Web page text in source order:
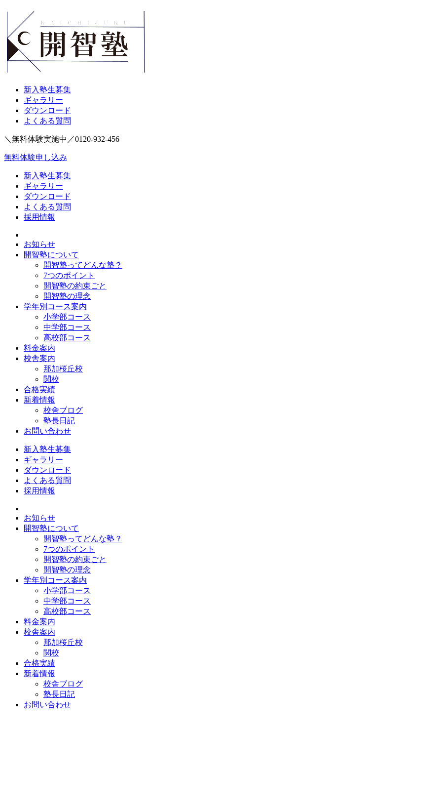
新入塾生募集
ギャラリー
ダウンロード
よくある質問
＼無料体験実施中／0120-932-456
無料体験申し込み
新入塾生募集
ギャラリー
ダウンロード
よくある質問
採用情報
お知らせ
開智塾について
開智塾ってどんな塾？
7つのポイント
開智塾の約束ごと
開智塾の理念
学年別コース案内
小学部コース
中学部コース
高校部コース
料金案内
校舎案内
那加桜丘校
関校
合格実績
新着情報
校舎ブログ
塾長日記
お問い合わせ
新入塾生募集
ギャラリー
ダウンロード
よくある質問
採用情報
お知らせ
開智塾について
開智塾ってどんな塾？
7つのポイント
開智塾の約束ごと
開智塾の理念
学年別コース案内
小学部コース
中学部コース
高校部コース
料金案内
校舎案内
那加桜丘校
関校
合格実績
新着情報
校舎ブログ
塾長日記
お問い合わせ